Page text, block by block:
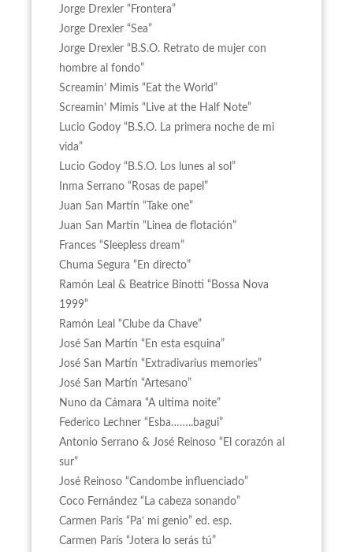
Jorge Drexler “Frontera”
Jorge Drexler “Sea”
Jorge Drexler “B.S.O. Retrato de mujer con
hombre al fondo”
Screamin’ Mimis “Eat the World”
Screamin’ Mimis “Live at the Half Note”
Lucio Godoy “B.S.O. La primera noche de mi
vida”
Lucio Godoy “B.S.O. Los lunes al sol”
Inma Serrano “Rosas de papel”
Juan San Martín “Take one”
Juan San Martín “Linea de flotación”
Frances “Sleepless dream”
Chuma Segura “En directo”
Ramón Leal & Beatrice Binotti “Bossa Nova
1999”
Ramón Leal “Clube da Chave”
José San Martín “En esta esquina”
José San Martín “Extradivarius memories”
José San Martín “Artesano”
Nuno da Cámara “A ultima noite”
Federico Lechner “Esba……..bagui”
Antonio Serrano & José Reinoso “El corazón al
sur”
José Reinoso “Candombe influenciado”
Coco Fernández “La cabeza sonando”
Carmen París “Pa’ mi genio” ed. esp.
Carmen París “Jotera lo serás tú”